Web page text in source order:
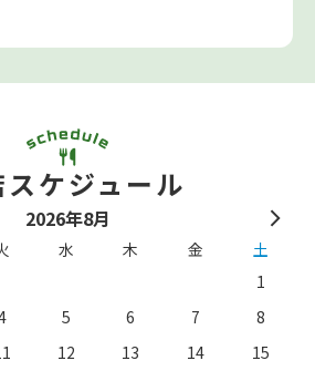
スケジュール
2026年8月
水 木 金
土
1
5 6 7
8
12 13 14
15